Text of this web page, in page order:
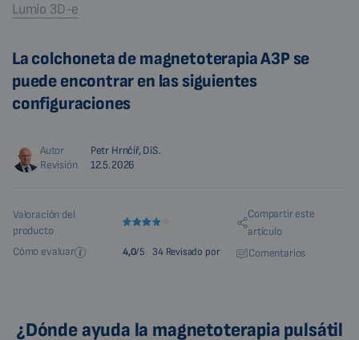
Lumio 3D-e
La colchoneta de magnetoterapia A3P se
puede encontrar en las siguientes
configuraciones
Autor
Petr Hrnčíř, DiS.
Revisión
12.5.2026
Valoración del
producto
Cómo evaluar
4,0/5 34 Revisado por
Compartir este
artículo
Comentarios
¿Dónde ayuda la magnetoterapia pulsátil